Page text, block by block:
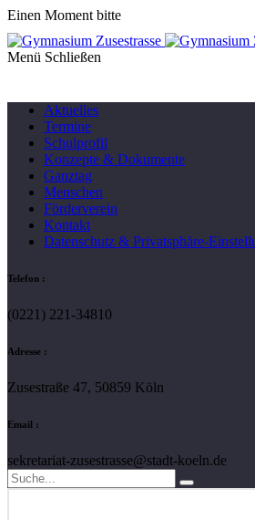
Einen Moment bitte
Menü
Aktuelles
Termine
Schulprofil
Konzepte & Dokumente
Ganztag
Menschen
Förderverein
Kontakt
Datenschutz & Privatsphäre-
Telefon :
(0221) 221-34810
Adresse :
Zusestraße 47, 50859 Köln
Email :
sekretariat-zusestrasse@stadt-koeln.de